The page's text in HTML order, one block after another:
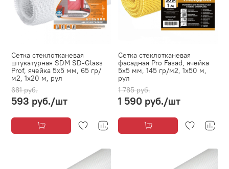
Сетка стеклотканевая
штукатурная SDM SD-Glass
Prof, ячейка 5х5 мм, 65 гр/
м2, 1х20 м, рул
681 руб.
593 руб./шт
Сетка стеклотканевая
фасадная Pro Fasad, ячейка
5х5 мм, 145 гр/м2, 1х50 м,
рул
1 785 руб.
1 590 руб./шт